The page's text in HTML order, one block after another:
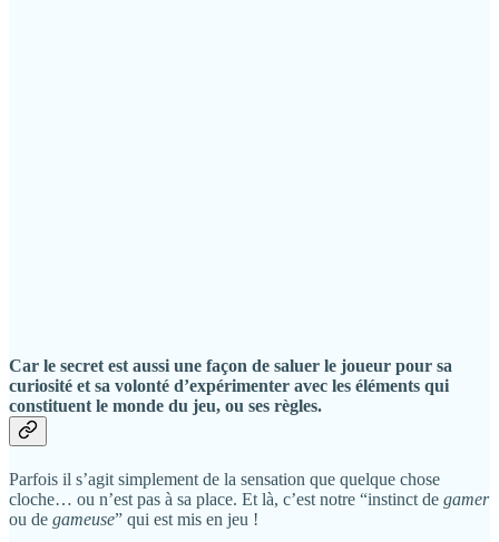
Car le secret est aussi une façon de saluer le joueur pour sa
curiosité et sa volonté d’expérimenter avec les éléments qui
constituent le monde du jeu, ou ses règles.
Parfois il s’agit simplement de la sensation que quelque chose
cloche… ou n’est pas à sa place. Et là, c’est notre “instinct de gamer
ou de gameuse” qui est mis en jeu !